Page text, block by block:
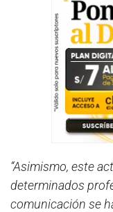
“Asimismo, este
determinados
comunicación se